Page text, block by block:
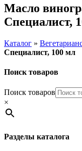
Масло
Специалист,
Каталог »
Специалист, 100 мл
Поиск товаров
Поиск товаров
×
Разделы каталога